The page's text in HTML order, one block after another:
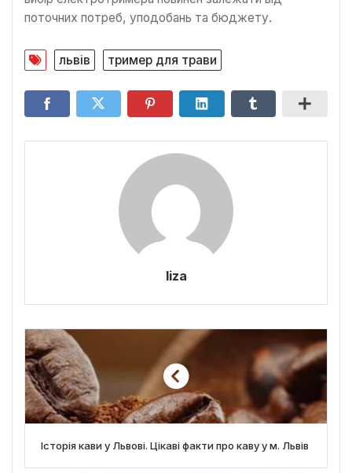
поточних потреб, уподобань та бюджету.
львів тример для трави
liza
Історія кави у Львові. Цікаві факти про каву у м. Львів